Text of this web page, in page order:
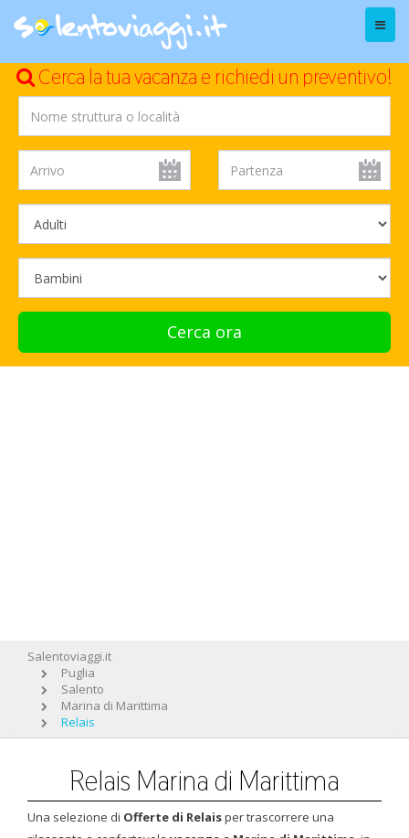
Menu
Cerca la tua vacanza e richiedi un preventivo!
Cerca ora
Salentoviaggi.it
Puglia
Salento
Marina di Marittima
Relais
Relais Marina di Marittima
Una selezione di Offerte di Relaisper trascorrere una